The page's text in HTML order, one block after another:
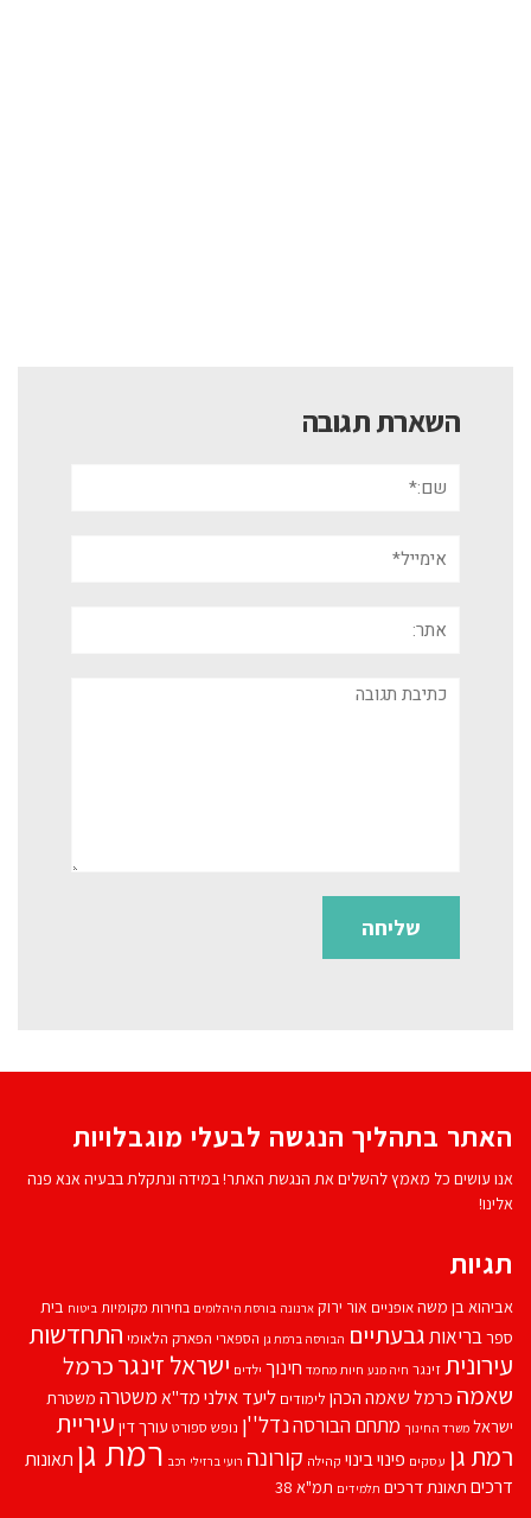
השארת תגובה
תגובה
האתר בתהליך הנגשה לבעלי מוגבלויות
אנו עושים כל מאמץ להשלים את הנגשת האתר! במידה ונתקלת בבעיה אנא פנה
אלינו!
תגיות
אביהוא בן משהאופניים אור ירוק ארנונה בורסת היהלומים בחירות מקומיות ביטוח בית
ספרבריאותגבעתיים הבורסה ברמת גן הספארי הפארק הלאומי התחדשות
עירוניתזינגר חיה מנע חיות מחמד חינוך ילדים ישראל זינגרכרמל
שאמה כרמל שאמה הכהן לימודים ליעד אילנימד''אמשטרה משטרת
ישראל משרד החינוך מתחם הבורסהנדל''ן נופש ספורט עורך דין עיריית
רמת גן עסקים פינוי בינוי קהילה קורונה רועי ברזילי רכב רמת גן תאונות
דרכים תאונת דרכים תלמידים תמ"א 38